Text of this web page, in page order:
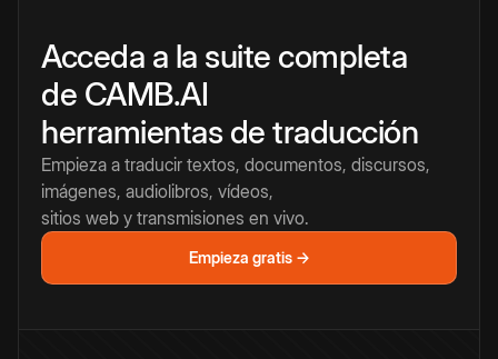
Acceda a la suite completa
de CAMB.AI
herramientas de traducción
Empieza a traducir textos, documentos, discursos,
imágenes, audiolibros, vídeos,
sitios web y transmisiones en vivo.
Empieza gratis →